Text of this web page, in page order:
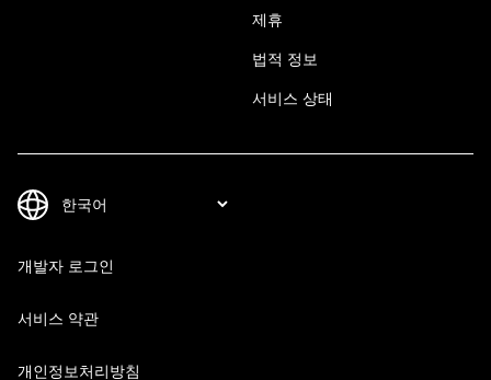
제휴
법적 정보
서비스 상태
개발자 로그인
서비스 약관
개인정보처리방침